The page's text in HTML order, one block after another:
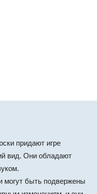
придают игре
вид. Они обладают
могут быть подвержены